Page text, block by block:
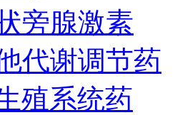
旁腺激素
代谢调节药
殖系统药